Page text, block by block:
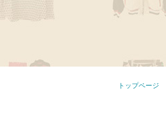
トップページ